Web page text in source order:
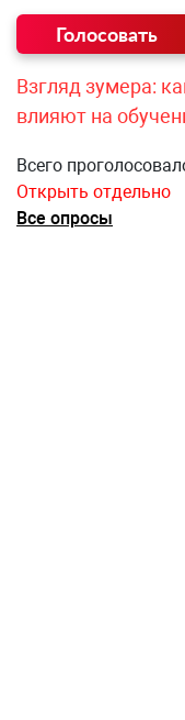
Взгляд зумера:
влияют на
Всего
Открыть отдельно
Все опросы